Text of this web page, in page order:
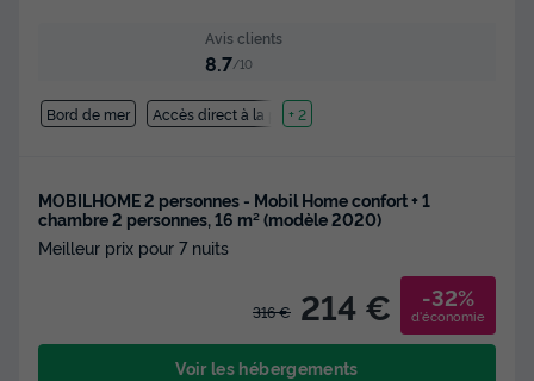
Avis clients
8.7/10
Bord de mer Accès direct à la plage
+ 2
MOBILHOME 2 personnes - Mobil Home confort + 1
chambre 2 personnes, 16 m² (modèle 2020)
Meilleur prix pour 7 nuits
316 € 214 € -32%
d'économie
Voir les hébergements